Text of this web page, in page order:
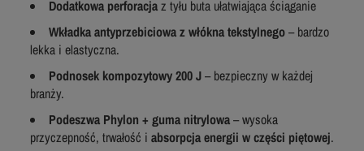
Dodatkowa perforacjaz tyłu buta ułatwiająca ściąganie
Wkładka antyprzebiciowa z włókna tekstylnego– bardzo
lekka i elastyczna.
Podnosek kompozytowy 200 J– bezpieczny w każdej
branży.
Podeszwa Phylon + guma nitrylowa– wysoka
przyczepność, trwałość i absorpcja energii w części piętowej.